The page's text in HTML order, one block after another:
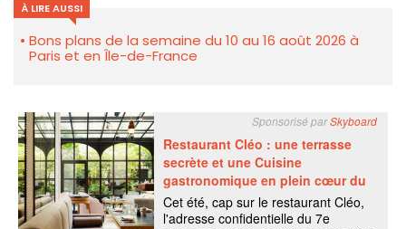
À LIRE AUSSI
Bons plans de la semaine du 10 au 16 août 2026 à
Paris et en Île-de-France